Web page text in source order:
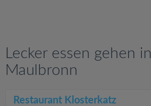
Lecker essen gehen in
Maulbronn
Restaurant Klosterkatz